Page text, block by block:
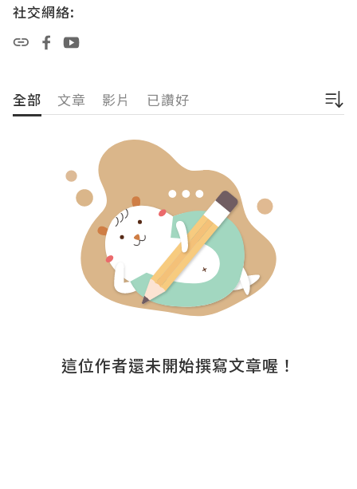
社交網絡:
全部 文章 影片 已讚好
這位作者還未開始撰寫文章喔！